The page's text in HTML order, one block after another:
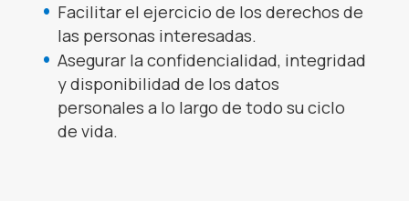
Facilitar el ejercicio de los derechos de
las personas interesadas.
Asegurar la confidencialidad, integridad
y disponibilidad de los datos
personales a lo largo de todo su ciclo
de vida.